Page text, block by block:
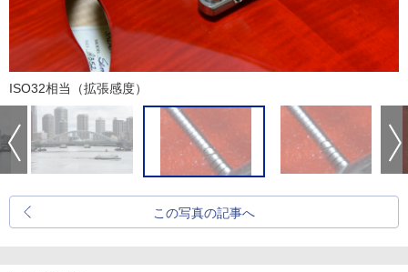
ISO32相当（拡張感度）
この写真の記事へ